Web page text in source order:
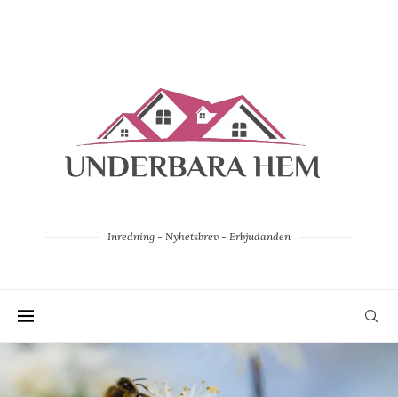
Inredning - Nyhetsbrev - Erbjudanden